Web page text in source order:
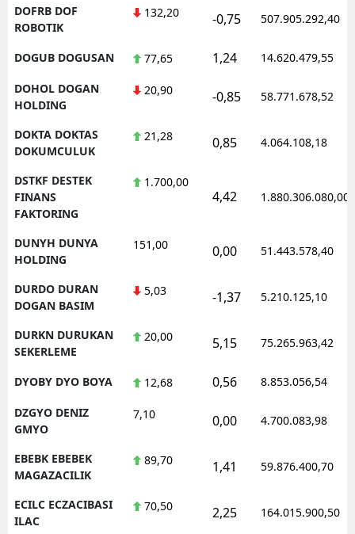
DOFRB DOF
ROBOTIK
132,20 -0,75 507.905.292,40
DOGUB DOGUSAN 77,65 1,24 14.620.479,55
DOHOL DOGAN
HOLDING
20,90 -0,85 58.771.678,52
DOKTA DOKTAS
DOKUMCULUK
21,28 0,85 4.064.108,18
DSTKF DESTEK
FINANS
FAKTORING
1.700,00
4,42 1.880.306.080,00
DUNYH DUNYA
HOLDING
151,00 0,00 51.443.578,40
DURDO DURAN
DOGAN BASIM
5,03 -1,37 5.210.125,10
DURKN DURUKAN
SEKERLEME
20,00 5,15 75.265.963,42
DYOBY DYO BOYA 12,68 0,56 8.853.056,54
DZGYO DENIZ
GMYO
7,10 0,00 4.700.083,98
EBEBK EBEBEK
MAGAZACILIK
89,70 1,41 59.876.400,70
ECILC ECZACIBASI
ILAC
70,50 2,25 164.015.900,50